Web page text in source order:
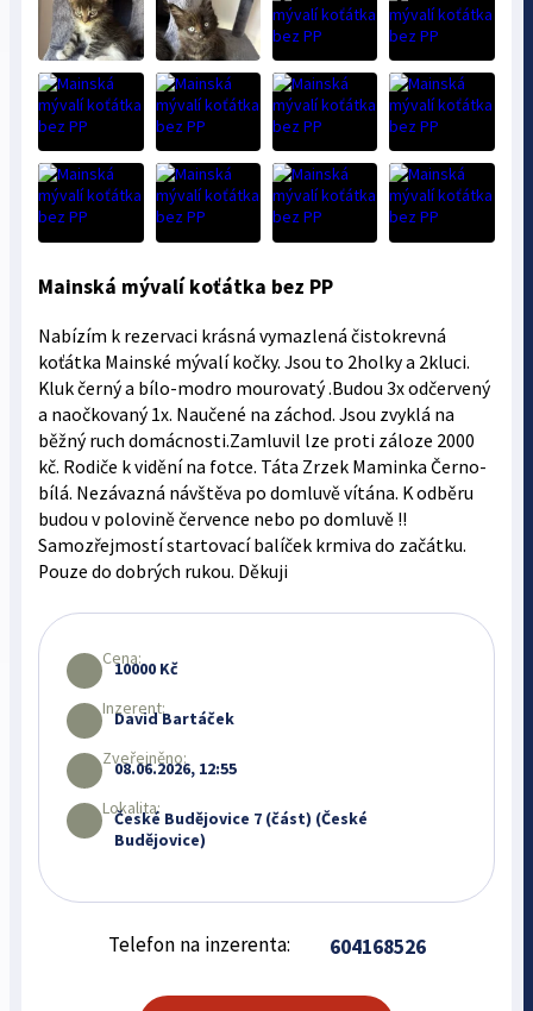
Mainská mývalí koťátka bez PP
Nabízím k rezervaci krásná vymazlená čistokrevná
koťátka Mainské mývalí kočky. Jsou to 2holky a 2kluci.
Kluk černý a bílo-modro mourovatý .Budou 3x odčervený
a naočkovaný 1x. Naučené na záchod. Jsou zvyklá na
běžný ruch domácnosti.Zamluvil lze proti záloze 2000
kč. Rodiče k vidění na fotce. Táta Zrzek Maminka Černo-
bílá. Nezávazná návštěva po domluvě vítána. K odběru
budou v polovině července nebo po domluvě !!
Samozřejmostí startovací balíček krmiva do začátku.
Pouze do dobrých rukou. Děkuji
Cena:
10000 Kč
Inzerent:
David Bartáček
Zveřejněno:
08.06.2026, 12:55
Lokalita:
České Budějovice 7 (část) (České
Budějovice)
Telefon na inzerenta: 604168526